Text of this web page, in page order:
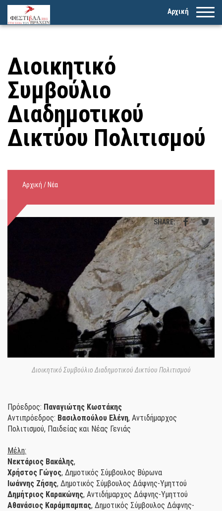
Αρχική
Διοικητικό
Συμβούλιο
Διαδημοτικού
Δικτύου Πολιτισμού
Αρχική / Νέα
SHARE:
Διοικητικό Συμβούλιο Διαδημοτικού Δικτύου Πολιτισμού
Πρόεδρος: Παναγιώτης Κωστάκης
Αντιπρόεδρος: Βασιλοπούλου Ελένη, Αντιδήμαρχος
Πολιτισμού, Παιδείας και Νέας Γενιάς
Μέλη:
Νεκτάριος Βακάλης,
Χρήστος Γώγος, Δημοτικός Σύμβουλος Βύρωνα
Ιωάννης Ζήσης, Δημοτικός Σύμβουλος Δάφνης-Υμηττού
Δημήτριος Καρακώνης, Αντιδήμαρχος Δάφνης-Υμηττού
Αθανάσιος Καράμπαμπας, Δημοτικός Σύμβουλος Δάφνης-